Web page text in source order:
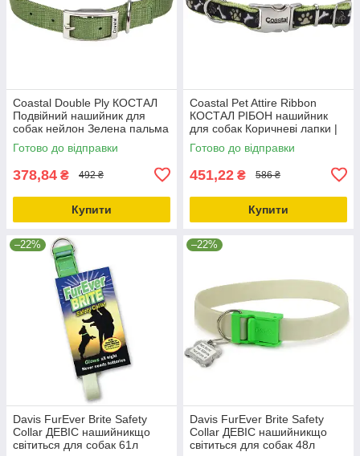
Coastal Double Ply КОСТАЛ
Подвійний нашийник для
собак нейлон Зелена пальма
| 2.5х65см
Готово до відправки
378,84 ₴ 492 ₴
Купити
Coastal Pet Attire Ribbon
КОСТАЛ РІБОН нашийник
для собак Коричневі лапки |
1.6х20-30см
Готово до відправки
451,22 ₴ 586 ₴
Купити
–22%
Davis FurEver Brite Safety
Collar ДЕВІС нашийникщо
світиться для собак 61л
–22%
Davis FurEver Brite Safety
Collar ДЕВІС нашийникщо
світиться для собак 48л